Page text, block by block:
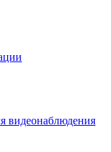
видеонаблюдения